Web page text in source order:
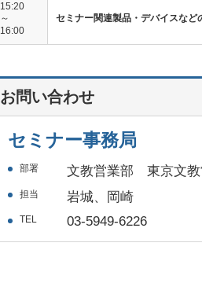
15:20
～
16:00
セミナー関連製品・デバイスなど
お問い合わせ
セミナー事務局
部署 文教営業部 東京文教
担当 岩城、岡崎
TEL 03-5949-6226